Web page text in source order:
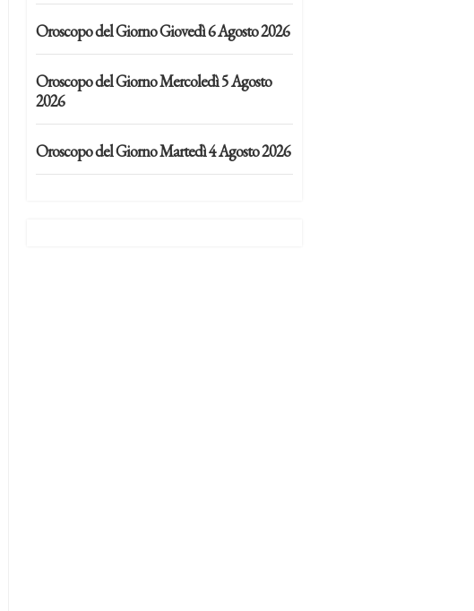
Oroscopo del Giorno Giovedì 6 Agosto 2026
Oroscopo del Giorno Mercoledì 5 Agosto
2026
Oroscopo del Giorno Martedì 4 Agosto 2026